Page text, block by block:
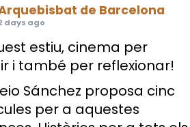
de Barcelona
days ago
estiu, cinema per
i també per reflexionar!
Sánchez proposa cinc
per a aquestes